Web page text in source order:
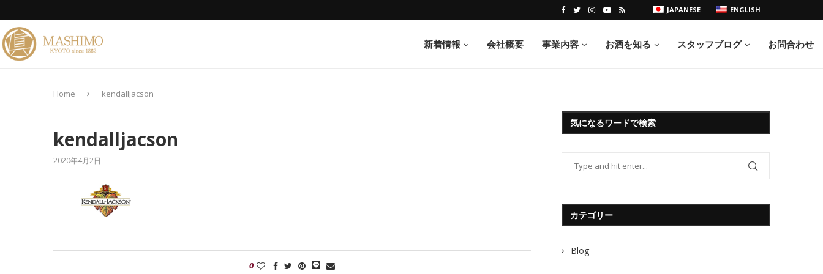
JAPANESE ENGLISH
新着情報 会社概要 事業内容 お酒を知る スタッフブログ お問合わせ
Home kendalljacson
kendalljacson
2020年4月2日
0
気になるワードで検索
カテゴリー
Blog